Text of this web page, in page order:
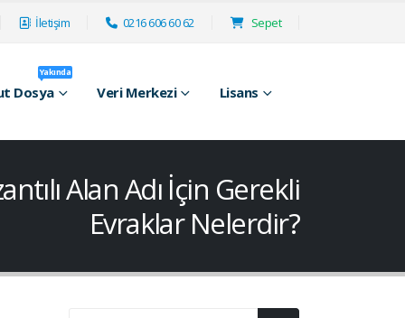
İletişim 0216 606 60 62 Sepet
Dosya
Yakında
Veri Merkezi Lisans
Alan Adı İçin Gerekli
Evraklar Nelerdir?